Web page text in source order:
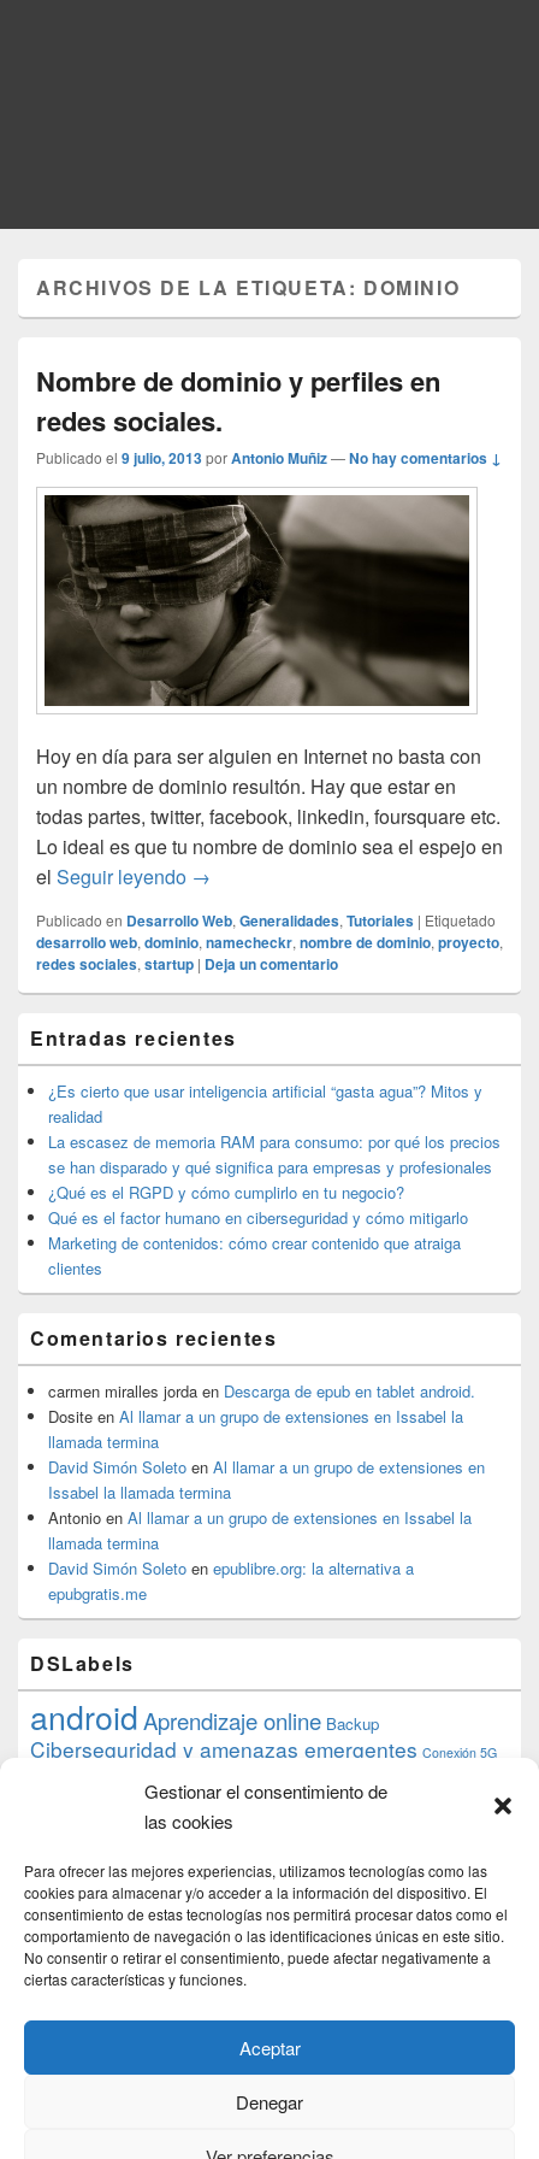
Gestionar el consentimiento de
las cookies
Para ofrecer las mejores experiencias, utilizamos tecnologías como las
cookies para almacenar y/o acceder a la información del dispositivo. El
consentimiento de estas tecnologías nos permitirá procesar datos como el
comportamiento de navegación o las identificaciones únicas en este sitio.
No consentir o retirar el consentimiento, puede afectar negativamente a
ciertas características y funciones.
Aceptar
Denegar
ARCHIVOS DE LA ETIQUETA: DOMINIO
Nombre de dominio y perfiles en
redes sociales.
Publicado el 9 julio, 2013porAntonio Muñiz—No hay comentarios ↓
Hoy en día para ser alguien en Internet no basta con
un nombre de dominio resultón. Hay que estar en
todas partes, twitter, facebook, linkedin, foursquare etc.
Lo ideal es que tu nombre de dominio sea el espejo en
el Seguir leyendo Nombre de dominio y perfiles en redes
→
Publicado en Desarrollo Web, Generalidades, Tutoriales | Etiquetado
desarrollo web, dominio, namecheckr, nombre de dominio, proyecto,
redes sociales, startup | Deja un comentario
área
de
widget
barra
lateral
primaria
Entradas recientes
¿Es cierto que usar inteligencia artificial “gasta agua”? Mitos y
realidad
La escasez de memoria RAM para consumo: por qué los precios
se han disparado y qué significa para empresas y profesionales
¿Qué es el RGPD y cómo cumplirlo en tu negocio?
Qué es el factor humano en ciberseguridad y cómo mitigarlo
Marketing de contenidos: cómo crear contenido que atraiga
clientes
Comentarios recientes
carmen miralles jorda en Descarga de epub en tablet android.
Dosite en Al llamar a un grupo de extensiones en Issabel la
llamada termina
David Simón Soleto en Al llamar a un grupo de extensiones en
Issabel la llamada termina
Antonio en Al llamar a un grupo de extensiones en Issabel la
llamada termina
David Simón Soleto en epublibre.org: la alternativa a
epubgratis.me
DSLabels
androidAprendizaje online Backup
Ciberseguridad y amenazas emergentes Conexión 5G
datos debian desarrollo web
Formación Google
iphone
proyecto PS4 python Raspberryraspberrypi
raspbian review Servidor Web Sostenibilidad
tecnológicaTecnología torrent
transmissiontutorial ubuntu server Windows